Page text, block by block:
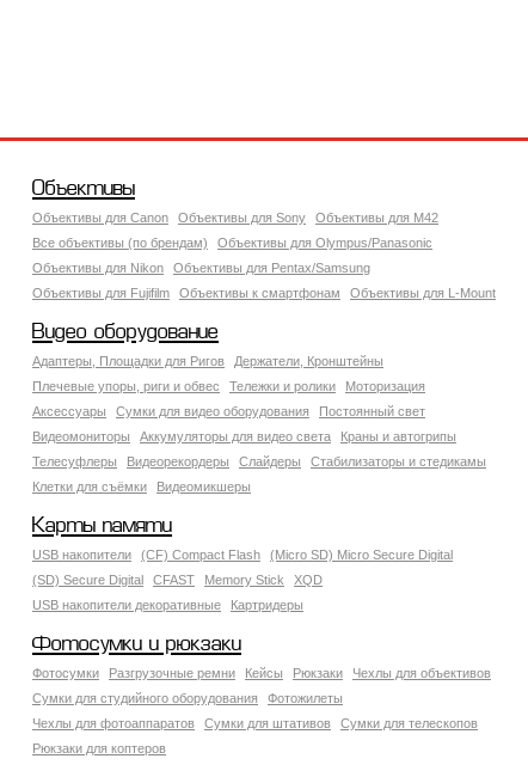
Объективы
Объективы для Canon Объективы для Sony
Объективы для M42
Все объективы (по брендам)
Объективы для Olympus/Panasonic
Объективы для Nikon
Объективы для Pentax/Samsung
Объективы для Fujifilm
Объективы к смартфонам Объективы для L-Mount
Видео оборудование
Адаптеры, Площадки для Ригов
Держатели, Кронштейны
Плечевые упоры, риги и обвес
Тележки и ролики
Моторизация
Аксессуары
Сумки для видео оборудования
Постоянный свет
Видеомониторы
Аккумуляторы для видео света
Краны и автогрипы
Телесуфлеры
Видеорекордеры Слайдеры
Стабилизаторы и стедикамы
Клетки для съёмки
Видеомикшеры
Карты памяти
USB накопители (CF) Compact Flash
(Micro SD) Micro Secure Digital
(SD) Secure Digital
CFAST Memory Stick
XQD
USB накопители декоративные
Картридеры
Фотосумки и рюкзаки
Фотосумки Разгрузочные ремни Кейсы Рюкзаки
Чехлы для объективов
Сумки для студийного оборудования
Фотожилеты
Чехлы для фотоаппаратов
Сумки для штативов
Сумки для телескопов
Рюкзаки для коптеров